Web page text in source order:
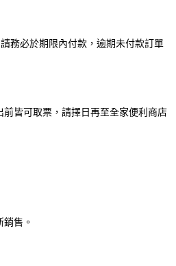
務必於期限內付款，逾期未付款訂單
皆可取票，請擇日再至全家便利商店
售。